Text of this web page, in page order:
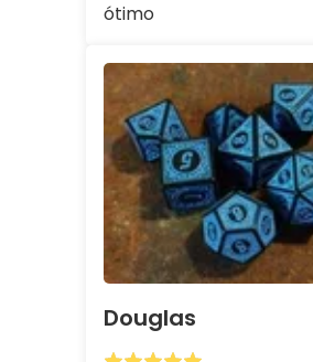
ótimo
Douglas